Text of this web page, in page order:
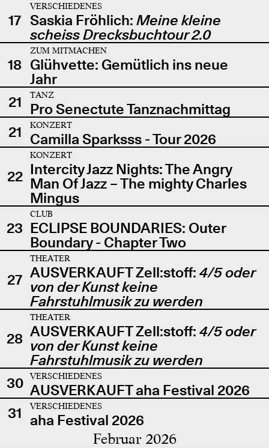
17
VERSCHIEDENES
Saskia Fröhlich: Meine kleine
scheiss Drecksbuchtour 2.0
18
ZUM MITMACHEN
Glühvette: Gemütlich ins neue
Jahr
21
TANZ
Pro Senectute Tanznachmittag
21
KONZERT
Camilla Sparksss - Tour 2026
22
KONZERT
Intercity Jazz Nights: The Angry
Man Of Jazz – The mighty Charles
Mingus
23
CLUB
ECLIPSE BOUNDARIES: Outer
Boundary - Chapter Two
27
THEATER
AUSVERKAUFT Zell:stoff: 4/5 oder
von der Kunst keine
Fahrstuhlmusik zu werden
28
THEATER
AUSVERKAUFT Zell:stoff: 4/5 oder
von der Kunst keine
Fahrstuhlmusik zu werden
30
VERSCHIEDENES
AUSVERKAUFT aha Festival 2026
31
VERSCHIEDENES
aha Festival 2026
Februar 2026